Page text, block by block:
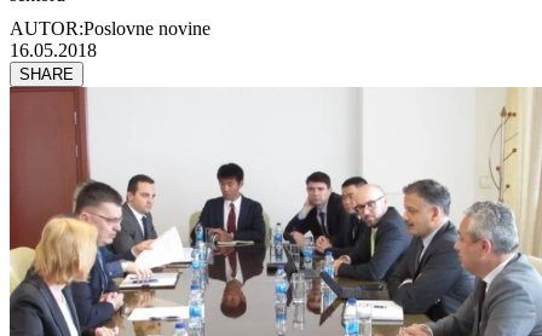
AUTOR:Poslovne novine
16.05.2018
SHARE